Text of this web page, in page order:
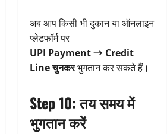
अब आप किसी भी दुकान या ऑनलाइन
प्लेटफॉर्म पर
UPI Payment → Credit
Line चुनकरभुगतान कर सकते हैं।
Step 10: तय समय में
भुगतान करें